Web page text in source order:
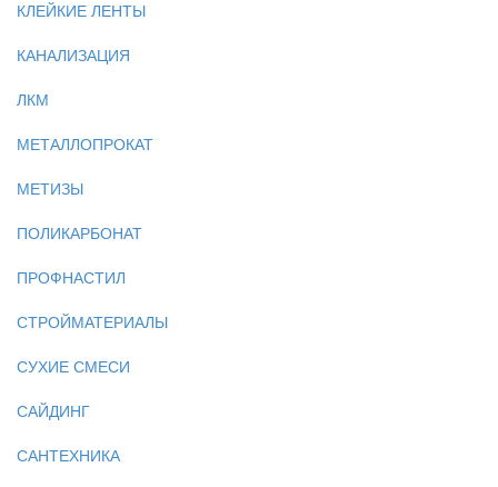
КЛЕЙКИЕ ЛЕНТЫ
КАНАЛИЗАЦИЯ
ЛКМ
МЕТАЛЛОПРОКАТ
МЕТИЗЫ
ПОЛИКАРБОНАТ
ПРОФНАСТИЛ
СТРОЙМАТЕРИАЛЫ
СУХИЕ СМЕСИ
САЙДИНГ
САНТЕХНИКА